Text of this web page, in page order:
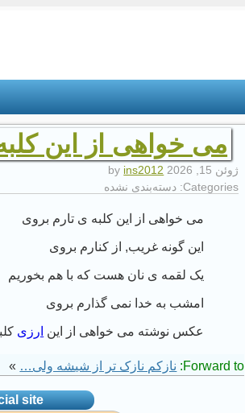
می خواهی از این
ژوئن 15, 2026
ins2012
Categories: دسته‌بندی نشده
می خواهی از این کلبه ی تارم بروی
این گونه غریب, از کنارم بروی
یک لقمه ی نان هست که با هم بخوریم
امشب به خدا نمی گذارم بروی
عکس نوشته می خواهی از این ارزی
Forward to: نازکم نازک تر از شیشه ولی… »
site